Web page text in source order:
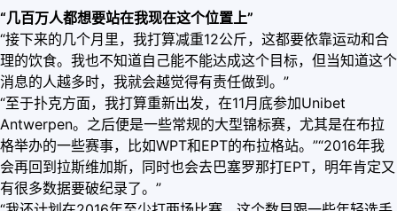
“几百万人都想要站在我现在这个位置上”
“接下来的几个月里，我打算减重12公斤，这都要依靠运动和合
理的饮食。我也不知道自己能不能达成这个目标，但当知道这个
消息的人越多时，我就会越觉得有责任做到。”
“至于扑克方面，我打算重新出发，在11月底参加Unibet
Antwerpen。之后便是一些常规的大型锦标赛，尤其是在布拉
格举办的一些赛事，比如WPT和EPT的布拉格站。”“2016年我
会再回到拉斯维加斯，同时也会去巴塞罗那打EPT，明年肯定又
有很多数据要破纪录了。”